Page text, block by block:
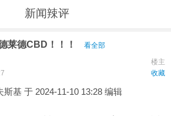
新闻辣评
莱德CBD！！！
看全部
楼主
收藏
基 于 2024-11-10 13:28 编辑